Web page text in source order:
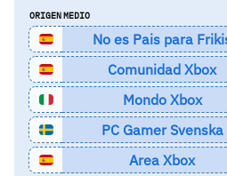
ORIGENMEDIO
No es Pais para
Comunidad Xbox
Mondo Xbox
PC Gamer Svenska
Area Xbox